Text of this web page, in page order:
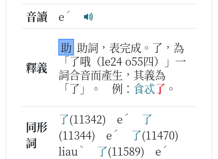
音讀 e ˊ
釋義
助 助詞，表完成。了，為
「了哦（le24 o55四）」一
詞合音而產生，其義為
「了」。
例： 食忒了 。
同形
詞
了(11342) e ˊ
了
(11344) e ˊ 了(11470)
liau ˋ 了(11589) e ˊ